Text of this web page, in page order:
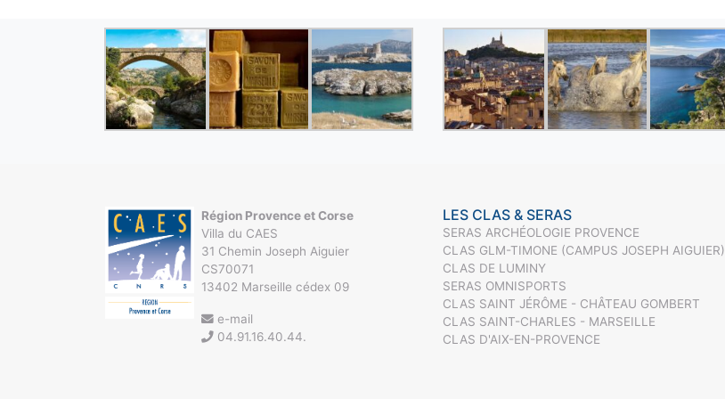
Région Provence et Corse
Villa du CAES
31 Chemin Joseph Aiguier
CS70071
13402 Marseille cédex 09
e-mail
04.91.16.40.44.
LES CLAS & SERAS
SERAS ARCHÉOLOGIE PROVENCE
CLAS GLM-TIMONE (CAMPUS JOSEPH AIGUIER)
CLAS DE LUMINY
SERAS OMNISPORTS
CLAS SAINT JÉRÔME - CHÂTEAU GOMBERT
CLAS SAINT-CHARLES - MARSEILLE
CLAS D'AIX-EN-PROVENCE